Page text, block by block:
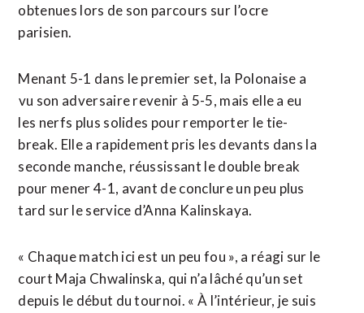
obtenues lors de son parcours sur ⁠l’ocre
parisien.
Menant ‌5-1 dans le premier set, la Polonaise a
⁠vu son adversaire revenir à 5-5, ​mais elle ​a eu
les nerfs plus solides pour remporter le tie-
break. ​Elle a rapidement pris les devants dans la
seconde manche, réussissant le ‌double break ​
pour mener 4-1, avant de conclure un peu plus
tard ​sur le service d’Anna Kalinskaya.
« Chaque match ici est un peu fou », a réagi sur le
court Maja Chwalinska, qui n’a lâché qu’un set
depuis le début du tournoi. « À l’intérieur, je suis